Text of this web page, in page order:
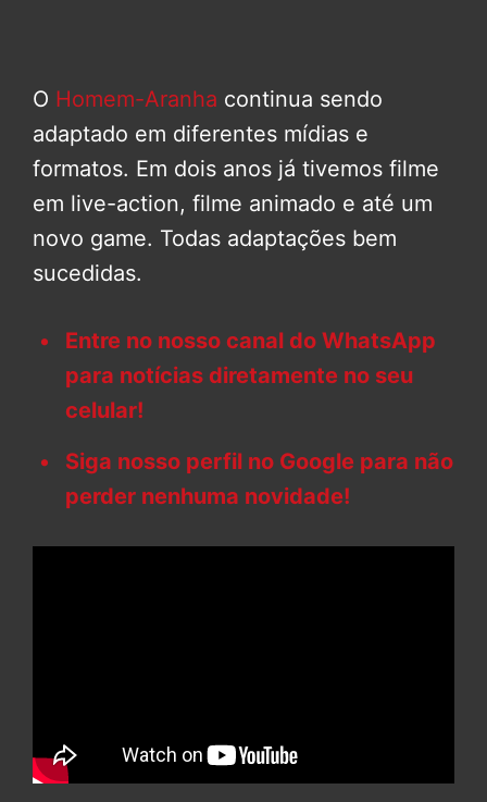
O Homem-Aranha continua sendo
adaptado em diferentes mídias e
formatos. Em dois anos já tivemos filme
em live-action, filme animado e até um
novo game. Todas adaptações bem
sucedidas.
Entre no nosso canal do WhatsApp
para notícias diretamente no seu
celular!
Siga nosso perfil no Google para não
perder nenhuma novidade!